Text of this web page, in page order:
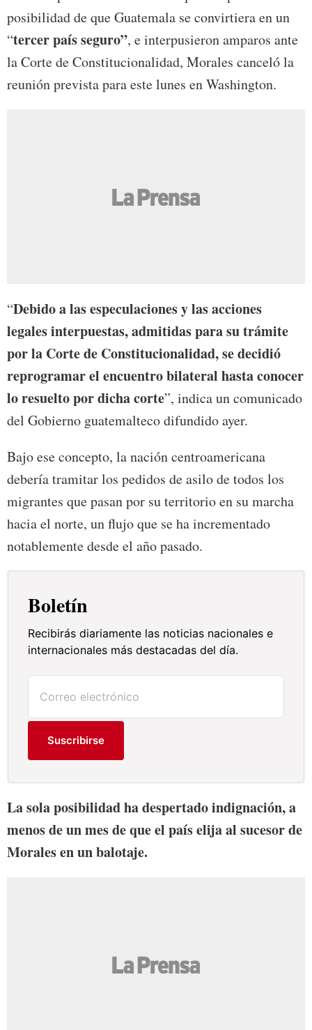
posibilidad de que Guatemala se convirtiera en un
“tercer país seguro”, e interpusieron amparos ante
la Corte de Constitucionalidad, Morales canceló la
reunión prevista para este lunes en Washington.
“Debido a las especulaciones y las acciones
legales interpuestas, admitidas para su trámite
por la Corte de Constitucionalidad, se decidió
reprogramar el encuentro bilateral hasta conocer
lo resuelto por dicha corte”, indica un comunicado
del Gobierno guatemalteco difundido ayer.
Bajo ese concepto, la nación centroamericana
debería tramitar los pedidos de asilo de todos los
migrantes que pasan por su territorio en su marcha
hacia el norte, un flujo que se ha incrementado
notablemente desde el año pasado.
Boletín
Recibirás diariamente las noticias nacionales e
internacionales más destacadas del día.
Suscribirse
La sola posibilidad ha despertado indignación, a
menos de un mes de que el país elija al sucesor de
Morales en un balotaje.